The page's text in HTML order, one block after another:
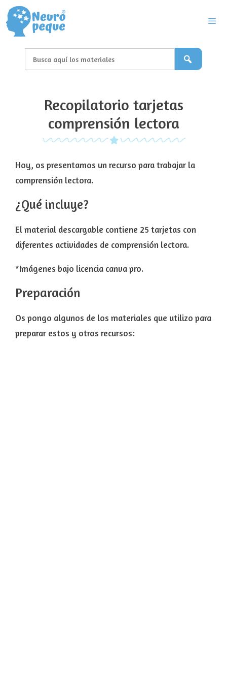
Saltar
al
contenido
Recopilatorio tarjetas
comprensión lectora
Hoy, os presentamos un recurso para trabajar la
comprensión lectora.
¿Qué incluye?
El material descargable contiene 25 tarjetas con
diferentes actividades de comprensión lectora.
*Imágenes bajo licencia canva pro.
Preparación
Os pongo algunos de los materiales que utilizo para
preparar estos y otros recursos: